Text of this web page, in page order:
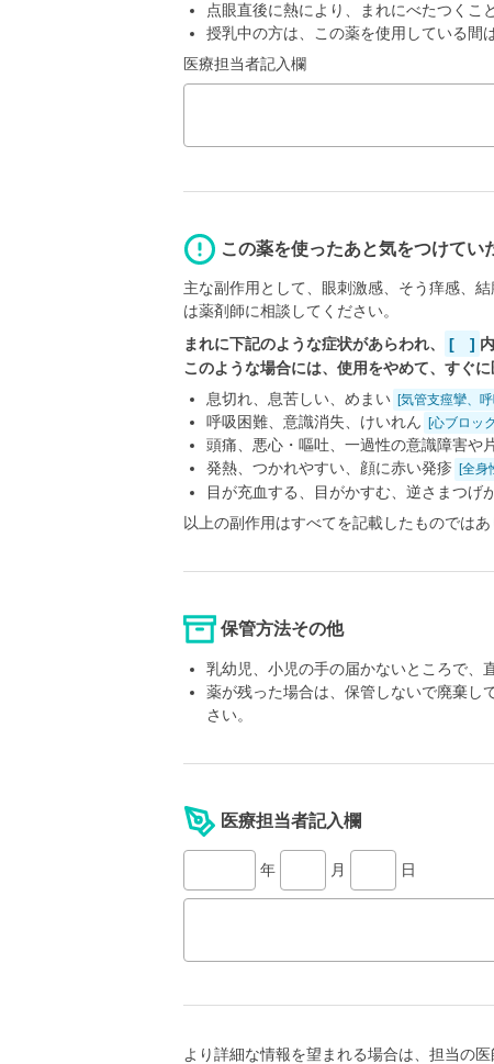
点眼直後に熱により、まれにべたつくこ
授乳中の方は、この薬を使用している間
医療担当者記入欄
この薬を使ったあと気をつけてい
主な副作用として、眼刺激感、そう痒感、
は薬剤師に相談してください。
まれに下記のような症状があらわれ、
[ ]
このような場合には、使用をやめて、すぐに
息切れ、息苦しい、めまい [気管支痙攣、
呼吸困難、意識消失、けいれん [心ブロッ
頭痛、悪心・嘔吐、一過性の意識障害や
発熱、つかれやすい、顔に赤い発疹 [全身
目が充血する、目がかすむ、逆さまつげ
以上の副作用はすべてを記載したものでは
保管方法その他
乳幼児、小児の手の届かないところで、
薬が残った場合は、保管しないで廃棄し
さい。
医療担当者記入欄
年 月 日
より詳細な情報を望まれる場合は、担当の